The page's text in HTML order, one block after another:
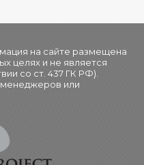
на сайте размещена
целях и не является
со ст. 437 ГК РФ).
или